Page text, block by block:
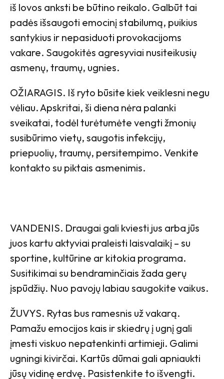
iš lovos anksti be būtino reikalo. Galbūt tai
padės išsaugoti emocinį stabilumą, puikius
santykius ir nepasiduoti provokacijoms
vakare. Saugokitės agresyviai nusiteikusių
asmenų, traumų, ugnies.
OŽIARAGIS. Iš ryto būsite kiek veiklesni negu
vėliau. Apskritai, ši diena nėra palanki
sveikatai, todėl turėtumėte vengti žmonių
susibūrimo vietų, saugotis infekcijų,
priepuolių, traumų, persitempimo. Venkite
kontakto su piktais asmenimis.
VANDENIS. Draugai gali kviesti jus arba jūs
juos kartu aktyviai praleisti laisvalaikį – su
sportine, kultūrine ar kitokia programa.
Susitikimai su bendraminčiais žada gerų
įspūdžių. Nuo pavojų labiau saugokite vaikus.
ŽUVYS. Rytas bus ramesnis už vakarą.
Pamažu emocijos kais ir skiedrų į ugnį gali
įmesti viskuo nepatenkinti artimieji. Galimi
ugningi kivirčai. Kartūs dūmai gali apniaukti
jūsų vidinę erdvę. Pasistenkite to išvengti.